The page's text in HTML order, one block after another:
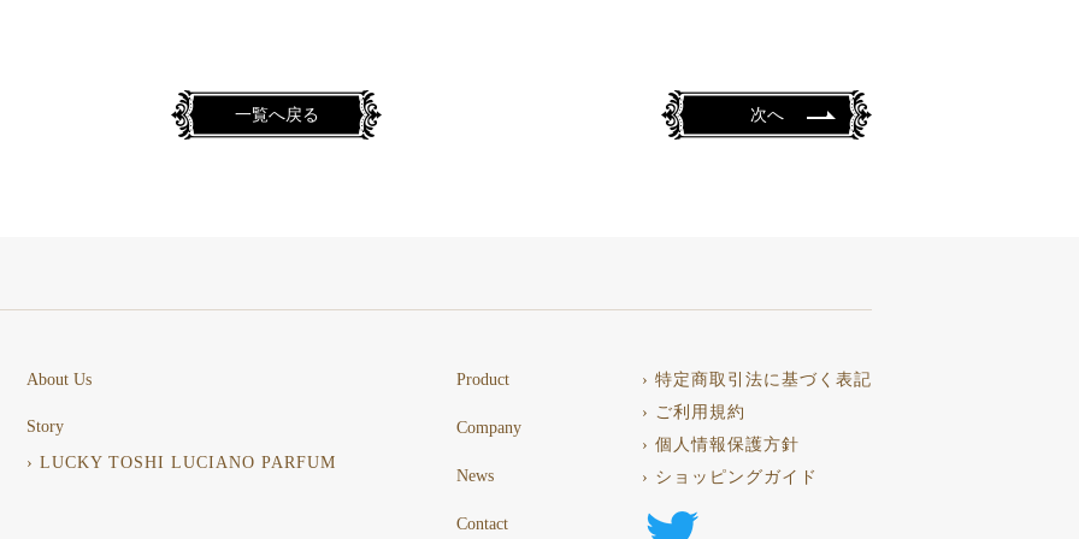
一覧へ戻る 次へ
About Us
Story
› LUCKY TOSHI LUCIANO PARFUM
Product
Company
News
Contact
› 特定商取引法に基づく表記
› ご利用規約
› 個人情報保護方針
› ショッピングガイド